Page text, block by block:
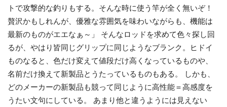
トで攻撃的な釣りもする。そんな時に使う竿が全く無いぞ！
贅沢かもしれんが、優雅な雰囲気を味わいながらも、機能は
最新のものがエエなぁ～」 そんなロッドを求めて色々探し回
るが、やはり皆同じグリップに同じようなブランク。ヒドイ
ものなると、色だけ変えて値段だけ高くなっているものや、
名前だけ換えて新製品とうたっているものもある。 しかも、
どのメーカーの新製品も競って同じように高性能＝高感度を
うたい文句にしている。 あまり他と違うようには見えない